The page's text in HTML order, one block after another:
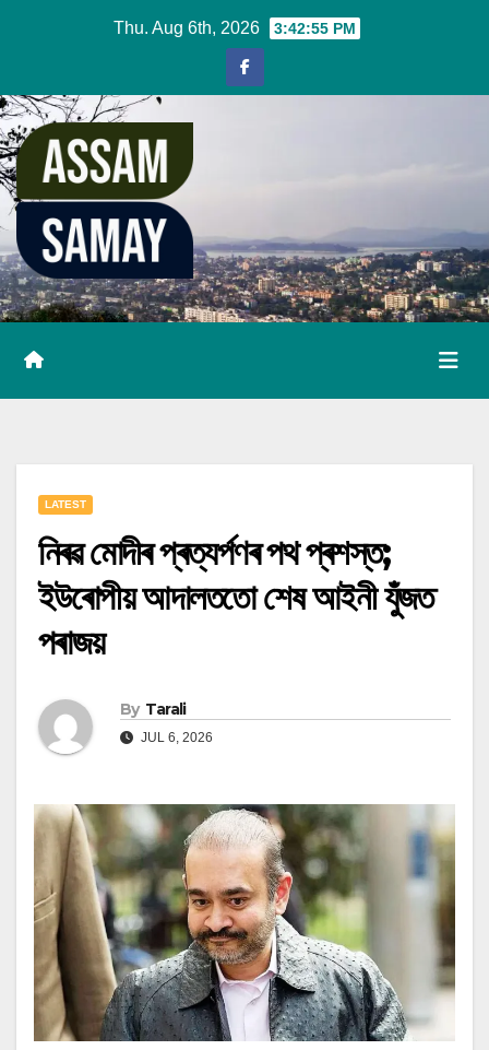
Thu. Aug 6th, 2026 3:42:56 PM
LATEST
নিৰৱ মোদীৰ প্ৰত্যৰ্পণৰ পথ প্ৰশস্ত;
ইউৰোপীয় আদালততো শেষ আইনী যুঁজত
পৰাজয়
By Tarali
JUL 6, 2026